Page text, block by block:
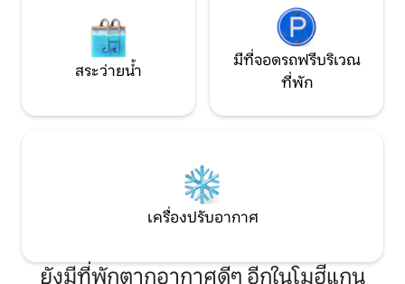
สระว่ายน้ำ
มีที่จอดรถฟรีบริเวณ
ที่พัก
เครื่องปรับอากาศ
ยังมีที่พักตากอากาศดีๆ อีกในโมฮีแกน